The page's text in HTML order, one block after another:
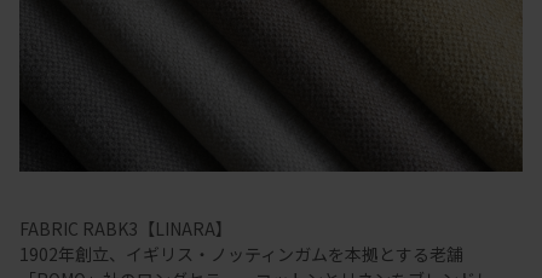
FABRIC RABK3【LINARA】
1902年創立、イギリス・ノッティンガムを本拠とする老舗